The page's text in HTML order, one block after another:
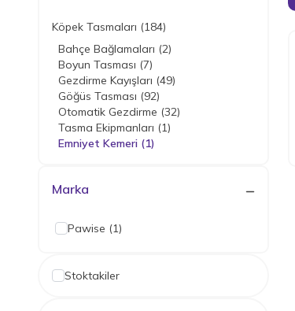
Köpek Tasmaları (184)
Bahçe Bağlamaları (2)
Boyun Tasması (7)
Gezdirme Kayışları (49)
Göğüs Tasması (92)
Otomatik Gezdirme (32)
Tasma Ekipmanları (1)
Emniyet Kemeri (1)
Marka
Pawise (1)
Stoktakiler